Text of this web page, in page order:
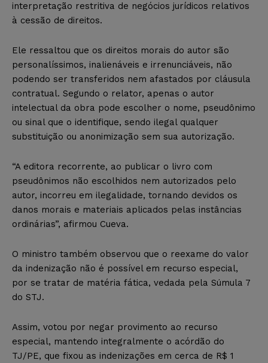
interpretação restritiva de negócios jurídicos relativos
à cessão de direitos.
Ele ressaltou que os direitos morais do autor são
personalíssimos, inalienáveis e irrenunciáveis, não
podendo ser transferidos nem afastados por cláusula
contratual. Segundo o relator, apenas o autor
intelectual da obra pode escolher o nome, pseudônimo
ou sinal que o identifique, sendo ilegal qualquer
substituição ou anonimização sem sua autorização.
“A editora recorrente, ao publicar o livro com
pseudônimos não escolhidos nem autorizados pelo
autor, incorreu em ilegalidade, tornando devidos os
danos morais e materiais aplicados pelas instâncias
ordinárias”, afirmou Cueva.
O ministro também observou que o reexame do valor
da indenização não é possível em recurso especial,
por se tratar de matéria fática, vedada pela Súmula 7
do STJ.
Assim, votou por negar provimento ao recurso
especial, mantendo integralmente o acórdão do
TJ/PE, que fixou as indenizações em cerca de R$ 1